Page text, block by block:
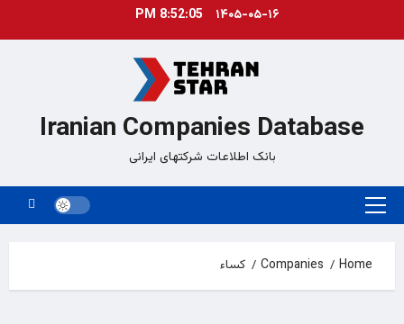
۱۴۰۵-۰۵-۱۶ 8:52:05 PM
Iranian Companies Database
بانک اطلاعات شرکتهای ایرانی
Primary
Home
Companies کساء